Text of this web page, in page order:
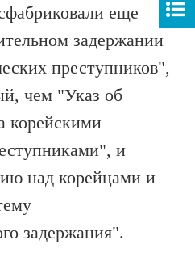
еще
задержании
преступников",
чем "Указ об
корейскими
и
над корейцами и
задержания".